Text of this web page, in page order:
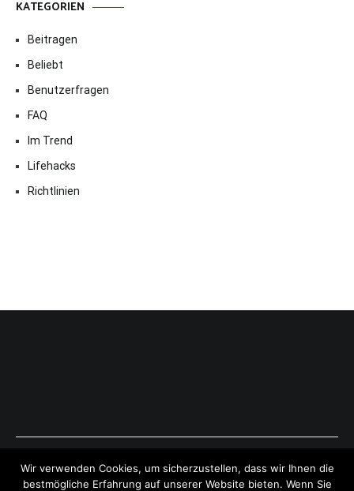
KATEGORIEN
Beitragen
Beliebt
Benutzerfragen
FAQ
Im Trend
Lifehacks
Richtlinien
Copyright © 2026ExpressAntworten.com. All rights reserved.
Theme:Cenote by ThemeGrill. Powered byWordPress .
Wir verwenden Cookies, um sicherzustellen, dass wir Ihnen die
bestmögliche Erfahrung auf unserer Website bieten. Wenn Sie